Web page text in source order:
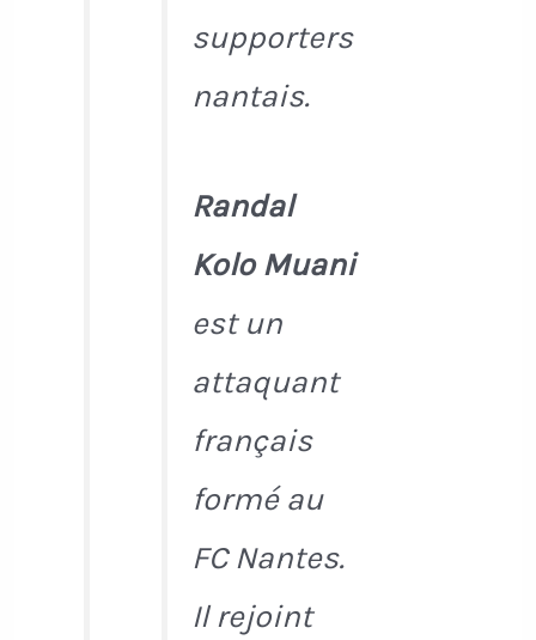
supporters
nantais.
Randal
Kolo Muani
est un
attaquant
français
formé au
FC Nantes.
Il rejoint